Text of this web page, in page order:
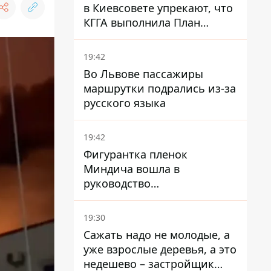
в Киевсовете упрекают, что
КГГА выполнила План
устойчивости на 20%
19:42
Во Львове пассажиры
маршрутки подрались из-за
русского языка
19:42
Фигурантка пленок
Миндича вошла в
руководство
стратегического
госпредприятия - работала
заместителем Галущенко
19:30
Сажать надо не молодые, а
уже взрослые деревья, а это
недешево – застройщик